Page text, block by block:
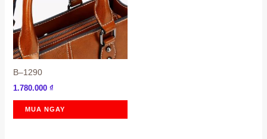
B–1290
1.780.000 ₫
MUA NGAY